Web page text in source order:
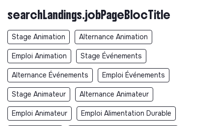
searchLandings.jobPageBlocTitle
Stage Animation Alternance Animation
Emploi Animation Stage Événements
Alternance Événements Emploi Événements
Stage Animateur Alternance Animateur
Emploi Animateur Emploi Alimentation Durable